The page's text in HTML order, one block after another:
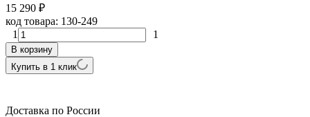
15 290 ₽
код товара: 130-249
1
1
В корзину
Купить в 1 клик
Доставка по России